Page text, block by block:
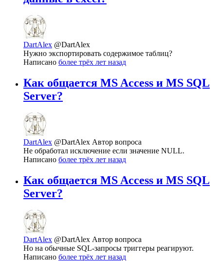
DartAlex @DartAlex
Нужно экспортировать содержимое таблиц?
Написано более трёх лет назад
Как общается MS Access и MS SQL
Server?
DartAlex @DartAlex Автор вопроса
Не обработал исключение если значение NULL.
Написано более трёх лет назад
Как общается MS Access и MS SQL
Server?
DartAlex @DartAlex Автор вопроса
Но на обычные SQL-запросы триггеры реагируют.
Написано более трёх лет назад